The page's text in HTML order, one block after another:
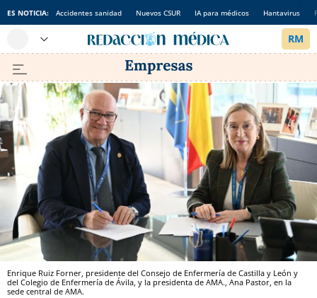
ES NOTICIA: Accidentes sanidad Nuevos CSUR IA para médicos Hantavirus
Enrique Ruiz Forner, presidente del Consejo de Enfermería de Castilla y León y
del Colegio de Enfermería de Ávila, y la presidenta de AMA., Ana Pastor, en la
sede central de AMA.